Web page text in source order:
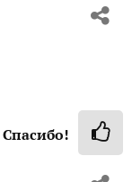
Спасибо!